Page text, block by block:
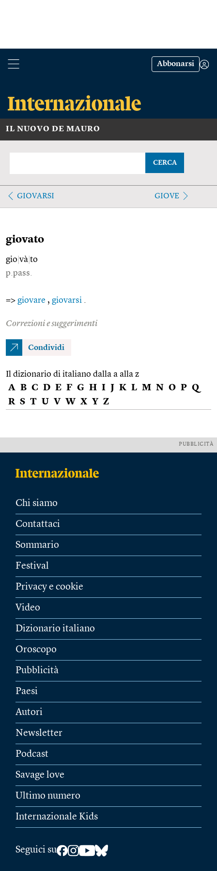
Abbonarsi
IL NUOVO DE MAURO
CERCA
GIOVARSI GIOVE
giovato
gio và to
p.pass.
=> giovare , giovarsi
Correzioni e suggerimenti
Condividi
Il dizionario di italiano dalla a alla z
A B C D E F G H I J K L M N O P Q
R S T U V W X Y Z
PUBBLICITÀ
Chi siamo
Contattaci
Sommario
Festival
Privacy e cookie
Video
Dizionario italiano
Oroscopo
Pubblicità
Paesi
Autori
Newsletter
Podcast
Savage love
Ultimo numero
Internazionale Kids
Seguici su